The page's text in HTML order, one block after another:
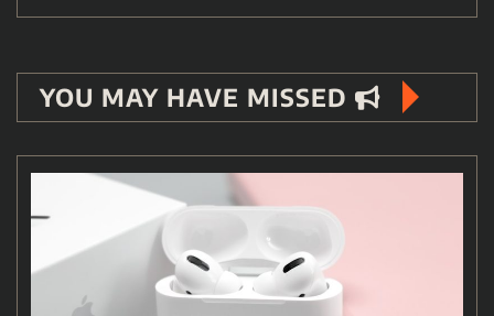
YOU MAY HAVE MISSED